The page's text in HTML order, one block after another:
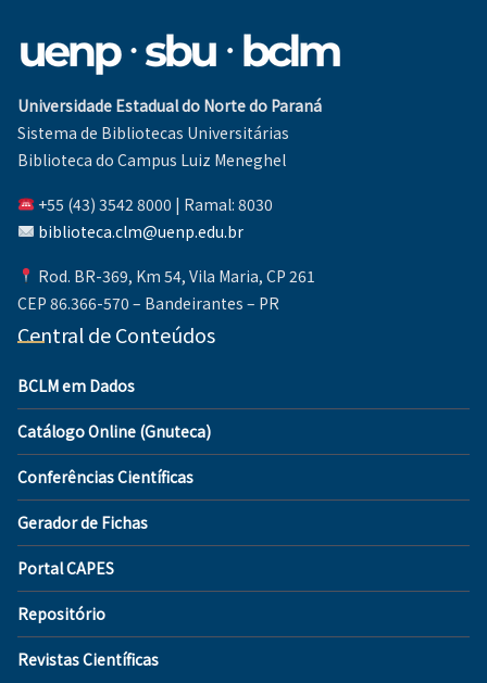
Universidade Estadual do Norte do Paraná
Sistema de Bibliotecas Universitárias
Biblioteca do Campus Luiz Meneghel
+55 (43) 3542 8000 | Ramal: 8030
biblioteca.clm@uenp.edu.br
Rod. BR-369, Km 54, Vila Maria, CP 261
CEP 86.366-570 – Bandeirantes – PR
Central de Conteúdos
BCLM em Dados
Catálogo Online (Gnuteca)
Conferências Científicas
Gerador de Fichas
Portal CAPES
Repositório
Revistas Científicas